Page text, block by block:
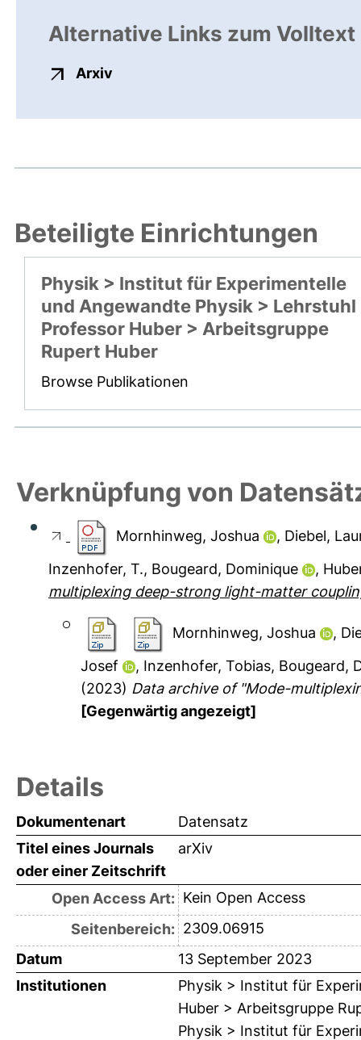
Alternative Links zum Volltext
Arxiv
Beteiligte Einrichtungen
Physik > Institut für Experimentelle
und Angewandte Physik > Lehrstuhl
Professor Huber > Arbeitsgruppe
Rupert Huber
Browse Publikationen
Verknüpfung von
Mornhinweg, Joshua , Diebel,
Inzenhofer, T., Bougeard, Dominique ,
multiplexing deep-strong light-matter
Mornhinweg, Joshua ,
Josef
, Inzenhofer, Tobias, Bougeard,
(2023) Data archive of "Mode-
[Gegenwärtig angezeigt]
Details
Dokumentenart
Datensatz
Titel eines Journals
oder einer Zeitschrift
arXiv
Open Access Art: Kein Open Access
Seitenbereich: 2309.06915
Datum
13 September 2023
Institutionen
Physik > Institut für
Huber > Arbeitsgruppe
Physik > Institut für